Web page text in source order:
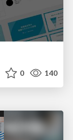
0 140